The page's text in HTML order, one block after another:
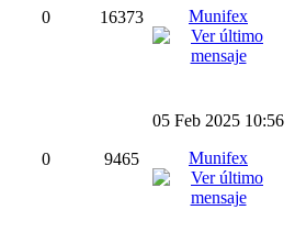
0 16373
Munifex
0 9465
05 Feb 2025 10:56
Munifex